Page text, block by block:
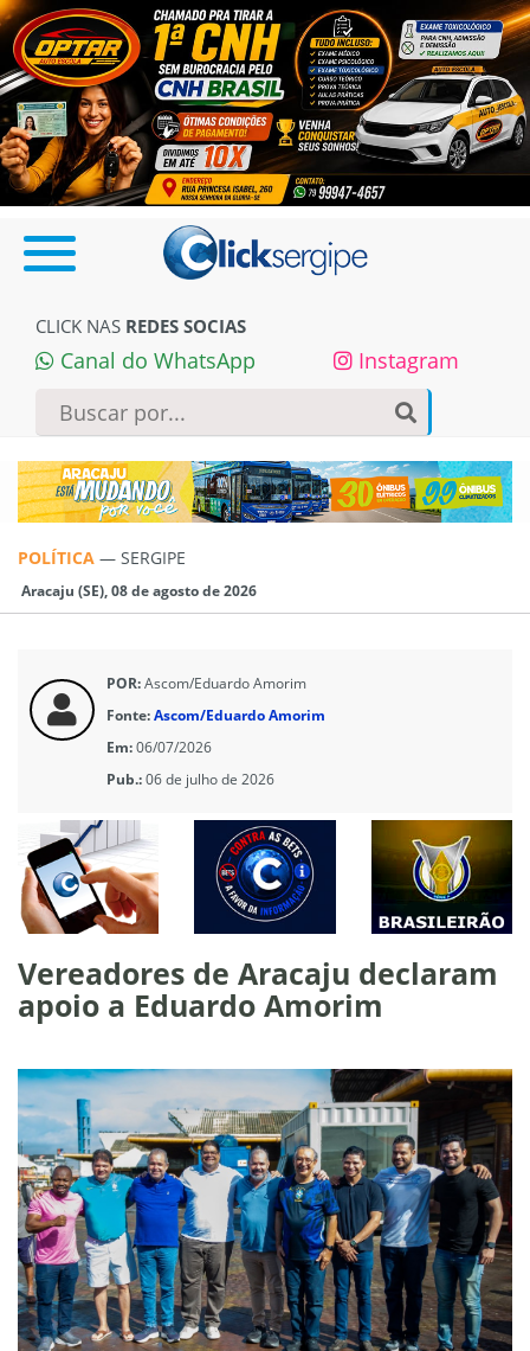
CLICK NAS REDES SOCIAS
Canal do WhatsApp Instagram
POLÍTICA — SERGIPE
Aracaju (SE), 08 de agosto de 2026
POR:Ascom/Eduardo Amorim
Fonte:Ascom/Eduardo Amorim
Em:06/07/2026
Pub.:06 de julho de 2026
Vereadores de Aracaju declaram
apoio a Eduardo Amorim